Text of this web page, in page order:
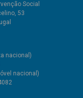
Social
53
nacional)
nacional)